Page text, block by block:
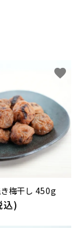
梅干し 450g
込)
favorite